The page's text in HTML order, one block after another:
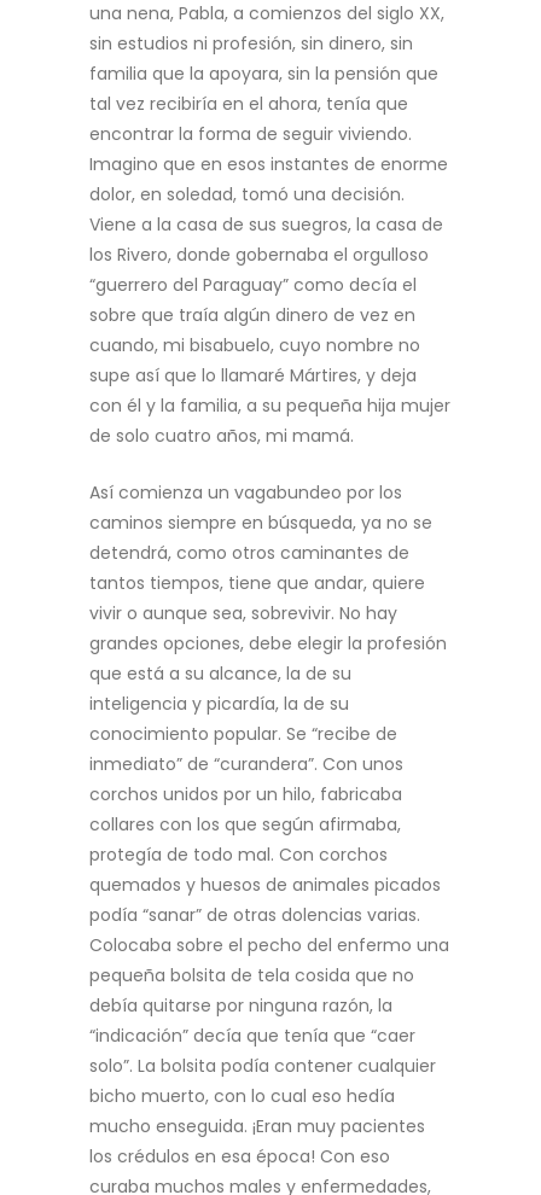
una nena, Pabla, a comienzos del siglo XX,
sin estudios ni profesión, sin dinero, sin
familia que la apoyara, sin la pensión que
tal vez recibiría en el ahora, tenía que
encontrar la forma de seguir viviendo.
Imagino que en esos instantes de enorme
dolor, en soledad, tomó una decisión.
Viene a la casa de sus suegros, la casa de
los Rivero, donde gobernaba el orgulloso
“guerrero del Paraguay” como decía el
sobre que traía algún dinero de vez en
cuando, mi bisabuelo, cuyo nombre no
supe así que lo llamaré Mártires, y deja
con él y la familia, a su pequeña hija mujer
de solo cuatro años, mi mamá.
Así comienza un vagabundeo por los
caminos siempre en búsqueda, ya no se
detendrá, como otros caminantes de
tantos tiempos, tiene que andar, quiere
vivir o aunque sea, sobrevivir. No hay
grandes opciones, debe elegir la profesión
que está a su alcance, la de su
inteligencia y picardía, la de su
conocimiento popular. Se “recibe de
inmediato” de “curandera”. Con unos
corchos unidos por un hilo, fabricaba
collares con los que según afirmaba,
protegía de todo mal. Con corchos
quemados y huesos de animales picados
podía “sanar” de otras dolencias varias.
Colocaba sobre el pecho del enfermo una
pequeña bolsita de tela cosida que no
debía quitarse por ninguna razón, la
“indicación” decía que tenía que “caer
solo”. La bolsita podía contener cualquier
bicho muerto, con lo cual eso hedía
mucho enseguida. ¡Eran muy pacientes
los crédulos en esa época! Con eso
curaba muchos males y enfermedades,